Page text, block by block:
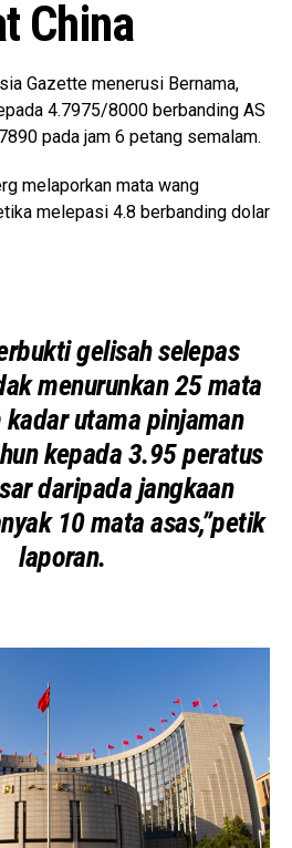
China
Gazette menerusi Bernama,
4.7975/8000 berbanding AS
pada jam 6 petang semalam.
melaporkan mata wang
melepasi 4.8 berbanding dolar
gelisah selepas
menurunkan 25 mata
kadar utama pinjaman
kepada 3.95 peratus
daripada jangkaan
10 mata asas,”petik
laporan.